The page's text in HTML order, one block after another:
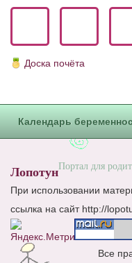
Сотрудничество.
Доска почёта
Календарь
ЛопотунПортал для
При использовании
ссылка на сайт http://
Все